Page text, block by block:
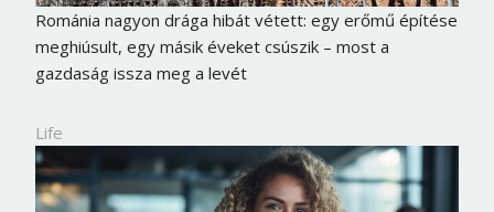
Románia nagyon drága hibát vétett: egy erőmű építése
meghiúsult, egy másik éveket csúszik – most a
gazdaság issza meg a levét
Life